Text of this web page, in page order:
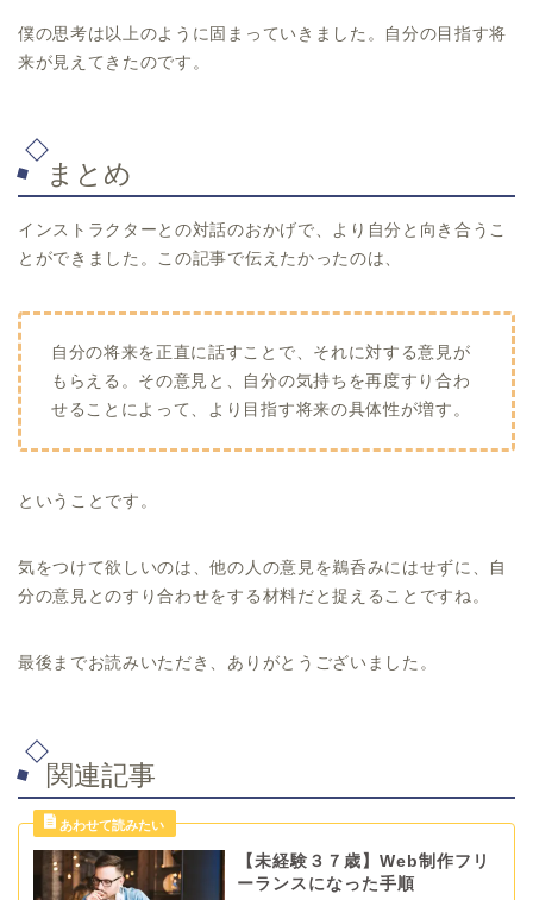
僕の思考は以上のように固まっていきました。自分の目指す将
来が見えてきたのです。
まとめ
インストラクターとの対話のおかげで、より自分と向き合うこ
とができました。この記事で伝えたかったのは、
自分の将来を正直に話すことで、それに対する意見が
もらえる。その意見と、自分の気持ちを再度すり合わ
せることによって、より目指す将来の具体性が増す。
ということです。
気をつけて欲しいのは、他の人の意見を鵜呑みにはせずに、自
分の意見とのすり合わせをする材料だと捉えることですね。
最後までお読みいただき、ありがとうございました。
関連記事
【未経験３７歳】Web制作フリ
ーランスになった手順